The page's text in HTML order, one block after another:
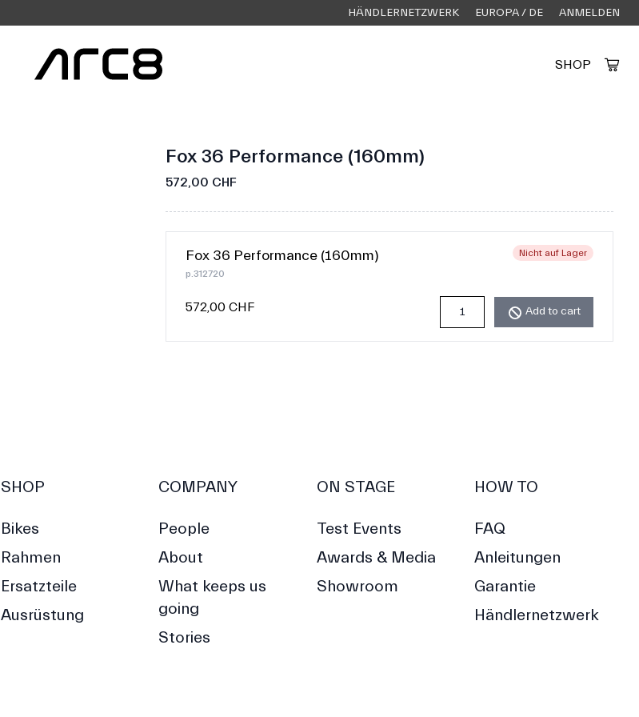
HÄNDLERNETZWERK EUROPA / DE ANMELDEN
SHOP
Fox 36 Performance (160mm)
572,00 CHF
Fox 36 Performance (160mm)
p.312720
Nicht auf Lager
572,00 CHF Add to cart
SHOP
Bikes
Rahmen
Ersatzteile
Ausrüstung
COMPANY
People
About
What keeps us
going
Stories
ON STAGE
Test Events
Awards & Media
Showroom
HOW TO
FAQ
Anleitungen
Garantie
Händlernetzwerk